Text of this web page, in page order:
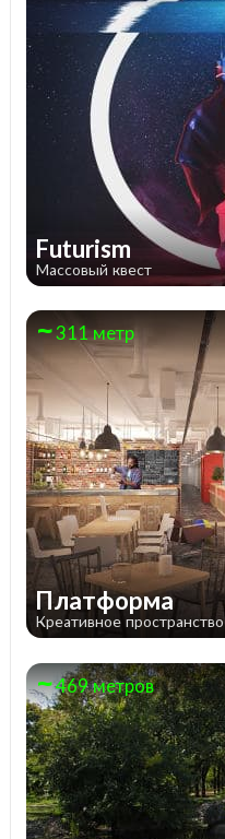
Futurism
Массовый квест
311 метр
Платформа
Креативное пространство
469 метров